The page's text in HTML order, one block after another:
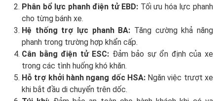
Phân bổ lực phanh điện tử EBD: Tối ưu hóa lực phanh
cho từng bánh xe.
Hệ thống trợ lực phanh BA: Tăng cường khả năng
phanh trong trường hợp khẩn cấp.
Cân bằng điện tử ESC: Đảm bảo sự ổn định của xe
trong các tình huống khó khăn.
Hỗ trợ khởi hành ngang dốc HSA:Ngăn việc trượt xe
khi bắt đầu di chuyển trên dốc.